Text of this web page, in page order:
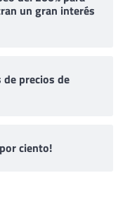
un gran interés
de precios de
ciento!